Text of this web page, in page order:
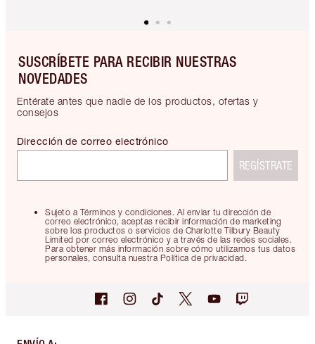
SUSCRÍBETE PARA RECIBIR NUESTRAS
NOVEDADES
Entérate antes que nadie de los productos, ofertas y
consejos
Sujeto a Términos y condiciones. Al enviar tu dirección de
correo electrónico, aceptas recibir información de marketing
sobre los productos o servicios de Charlotte Tilbury Beauty
Limited por correo electrónico y a través de las redes sociales.
Para obtener más información sobre cómo utilizamos tus datos
personales, consulta nuestra Política de privacidad.
Dirección de correo electrónico
REGÍSTRATE